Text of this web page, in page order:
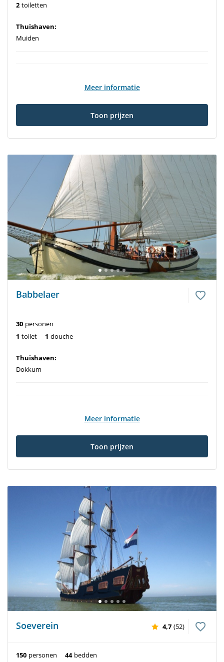
2 toiletten
Thuishaven:
Muiden
Meer informatie
Toon prijzen
Babbelaer
30 personen
1 toilet 1 douche
Thuishaven:
Dokkum
Meer informatie
Toon prijzen
Soeverein 4,7 (52)
150 personen 44 bedden